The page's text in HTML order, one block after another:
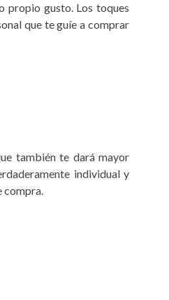
propio gusto. Los toques
que te guíe a comprar
también te dará mayor
individual y
compra.